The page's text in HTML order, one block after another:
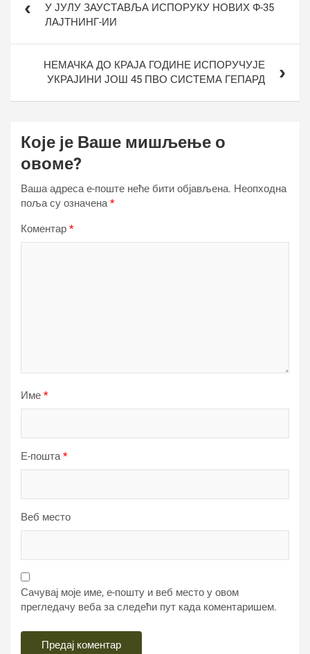
У ЈУЛУ ЗАУСТАВЉА ИСПОРУКУ НОВИХ Ф-35
ЛАЈТНИНГ-ИИ
НЕМАЧКА ДО КРАЈА ГОДИНЕ ИСПОРУЧУЈЕ
УКРАЈИНИ ЈОШ 45 ПВО СИСТЕМА ГЕПАРД
Које је Ваше мишљење о
овоме?
Ваша адреса е-поште неће бити објављена. Неопходна
поља су означена*
Коментар *
Име *
Е-пошта*
Веб место
Сачувај моје име, е-пошту и веб место у овом
прегледачу веба за следећи пут када коментаришем.